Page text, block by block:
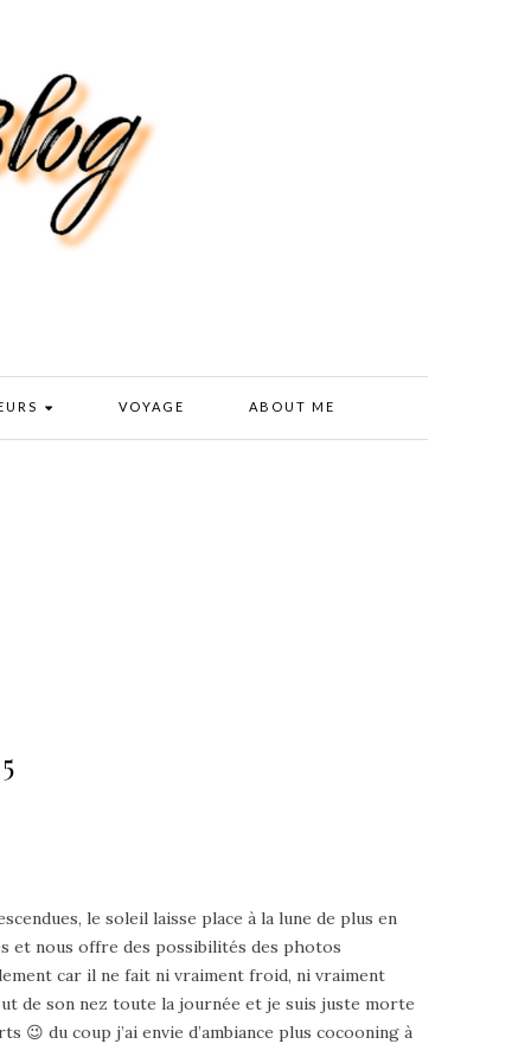
VOYAGE ABOUT ME
le soleil laisse place à la lune de plus en
et nous offre des possibilités des photos
car il ne fait ni vraiment froid, ni vraiment
de son nez toute la journée et je suis juste morte
du coup j’ai envie d’ambiance plus cocooning à